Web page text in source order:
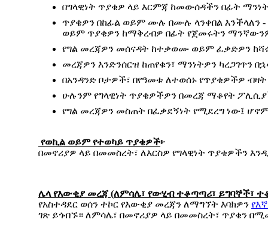
በግላዊነት ጥያቄዎ ላይ እርምጃ ከመውሰዳችን በፊት
ጥያቄዎን በከፊል ወይም ሙሉ በሙሉ ላንቀበል እንችላለን
ወይም ጥያቄዎን ከማቅረብዎ በፊት የጀመሩትን
የግል መረጃዎን መሰናዳት ከተቃወሙ ወይም ፈቃድዎን
መረጃዎን እንድንሰርዝ ከጠየቁን፣ ማንነትዎን ካረጋገጥን
በአንዳንድ ቦታዎች፣ በየዓመቱ ለተወሰኑ የጥያቄዎችዎ
ሁሉንም የግላዊነት ጥያቄዎችዎን በመረጃ ማቆየት
የግል መረጃዎን መስጠት በፈቃደኝነት የሚደረግ ነው፤
የወኪል ወይም የተወካይ ጥያቄዎች፦
በመኖሪያዎ ላይ በመመስረት፣ ለእርስዎ የግላዊነት ጥያቄዎችን
ሌላ የእውቂያ መረጃ(ለምሳሌ፣ የውሂብ ተቆጣጣሪ፣ ይግባኞች፣
የአስተዳደር ወሰን ተኮር የእውቂያ መረጃን ለማግኘት እባክዎን
ገጽ ይጎብኙ። ለምሳሌ፣ በመኖሪያዎ ላይ በመመስረት፣ ጥያቄን